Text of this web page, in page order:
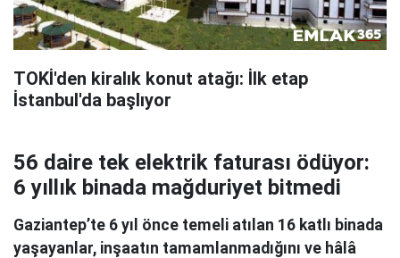
TOKİ'den kiralık konut atağı: İlk etap
İstanbul'da başlıyor
56 daire tek elektrik faturası ödüyor:
6 yıllık binada mağduriyet bitmedi
Gaziantep’te 6 yıl önce temeli atılan 16 katlı binada
yaşayanlar, inşaatın tamamlanmadığını ve hâlâ